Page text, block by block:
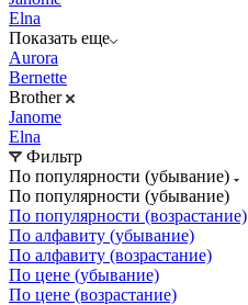
Elna
Показать еще
Aurora
Bernette
Brother
Janome
Elna
Фильтр
По популярности (убывание)
По популярности (убывание)
По популярности (возрастание)
По алфавиту (убывание)
По алфавиту (возрастание)
По цене (убывание)
По цене (возрастание)